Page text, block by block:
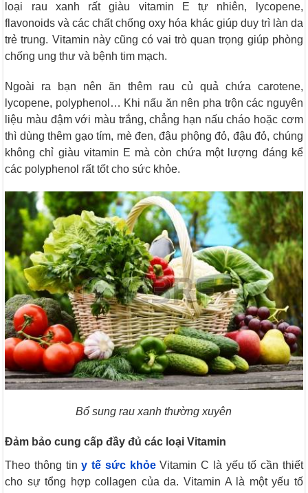
loại rau xanh rất giàu vitamin E tự nhiên, lycopene,
flavonoids và các chất chống oxy hóa khác giúp duy trì làn da
trẻ trung. Vitamin này cũng có vai trò quan trọng giúp phòng
chống ung thư và bệnh tim mạch.
Ngoài ra bạn nên ăn thêm rau củ quả chứa carotene,
lycopene, polyphenol… Khi nấu ăn nên pha trộn các nguyên
liệu màu đậm với màu trắng, chẳng hạn nấu cháo hoặc cơm
thì dùng thêm gạo tím, mè đen, đậu phộng đỏ, đậu đỏ, chúng
không chỉ giàu vitamin E mà còn chứa một lượng đáng kể
các polyphenol rất tốt cho sức khỏe.
Bổ sung rau xanh thường xuyên
Đảm bảo cung cấp đầy đủ các loại Vitamin
Theo thông tiny tế sức khỏeVitamin C là yếu tố cần thiết
cho sự tổng hợp collagen của da. Vitamin A là một yếu tố